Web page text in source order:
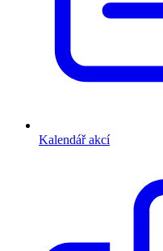
Kalendář akcí